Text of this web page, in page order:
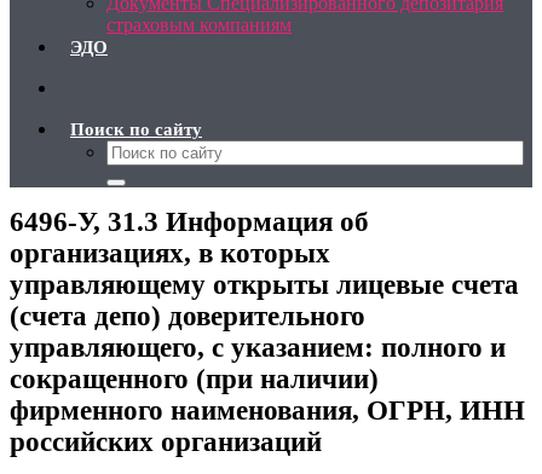
страховым компаниям
ЭДО
Поиск по сайту
6496-У, 31.3 Информация об
организациях, в которых
управляющему открыты лицевые счета
(счета депо) доверительного
управляющего, с указанием: полного и
сокращенного (при наличии)
фирменного наименования, ОГРН, ИНН
российских организаций